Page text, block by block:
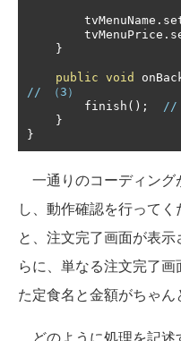
        tvMenuName
.
        tvMenuPrice
.
}
public void
// （3）
        finish
();
//
}
}
一通りのコーディング
し、動作確認を行って
と、注文完了画面が表
らに、単なる注文完了
た定食名と金額がちゃん